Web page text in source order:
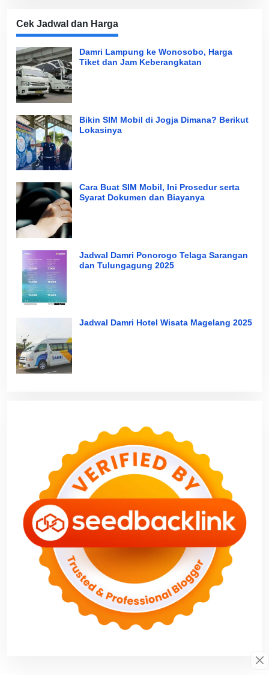
Cek Jadwal dan Harga
Damri Lampung ke Wonosobo, Harga
Tiket dan Jam Keberangkatan
Bikin SIM Mobil di Jogja Dimana? Berikut
Lokasinya
Cara Buat SIM Mobil, Ini Prosedur serta
Syarat Dokumen dan Biayanya
Jadwal Damri Ponorogo Telaga Sarangan
dan Tulungagung 2025
Jadwal Damri Hotel Wisata Magelang 2025